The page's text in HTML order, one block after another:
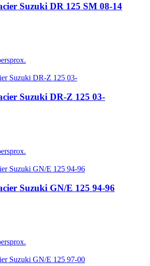
Suzuki DR 125 SM 08-14
Suzuki DR-Z 125 03-
Suzuki GN/E 125 94-96